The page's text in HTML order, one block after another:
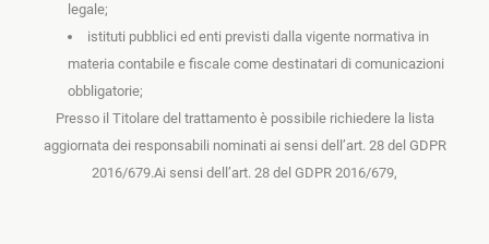
legale;
istituti pubblici ed enti previsti dalla vigente normativa in
materia contabile e fiscale come destinatari di comunicazioni
obbligatorie;
Presso il Titolare del trattamento è possibile richiedere la lista
aggiornata dei responsabili nominati ai sensi dell’art. 28 del GDPR
2016/679.Ai sensi dell’art. 28 del GDPR 2016/679,